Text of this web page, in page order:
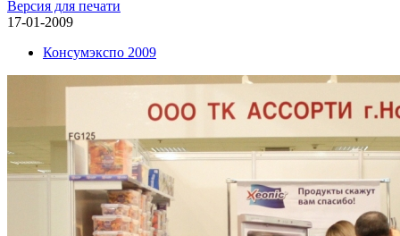
Версия для печати
17-01-2009
Консумэкспо 2009